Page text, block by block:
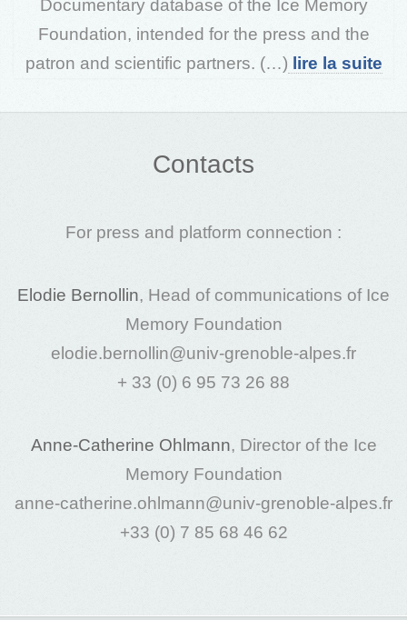
Documentary database of the Ice Memory
Foundation, intended for the press and the
patron and scientific partners. (…) lire la suite
Contacts
For press and platform connection :
Elodie Bernollin, Head of communications of Ice
Memory Foundation
elodie.bernollin@univ-grenoble-alpes.fr
+ 33 (0) 6 95 73 26 88
Anne-Catherine Ohlmann, Director of the Ice
Memory Foundation
anne-catherine.ohlmann@univ-grenoble-alpes.fr
+33 (0) 7 85 68 46 62